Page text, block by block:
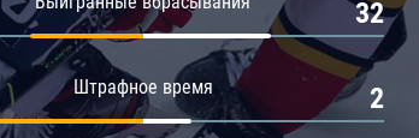
32
Штрафное время 2